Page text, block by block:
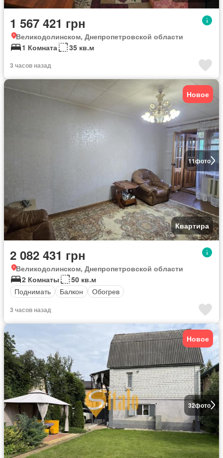
1 567 421 грн
Великодолинском, Днепропетровской области
1 Комната
35 кв.м
3 часов назад
11фото
Новое
Квартира
2 082 431 грн
Великодолинском, Днепропетровской области
2 Комнаты
50 кв.м
Поднимать
Балкон Обогрев
3 часов назад
32фото
Новое